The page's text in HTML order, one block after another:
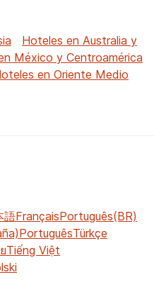
Hoteles en Australia y
México y Centroamérica
en Oriente Medio
語FrançaisPortuguês(BR)
PortuguêsTürkçe
Tiếng Việt